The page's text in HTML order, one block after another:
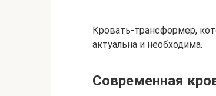
Кровать-трансформер,
актуальна и необходима.
Современная